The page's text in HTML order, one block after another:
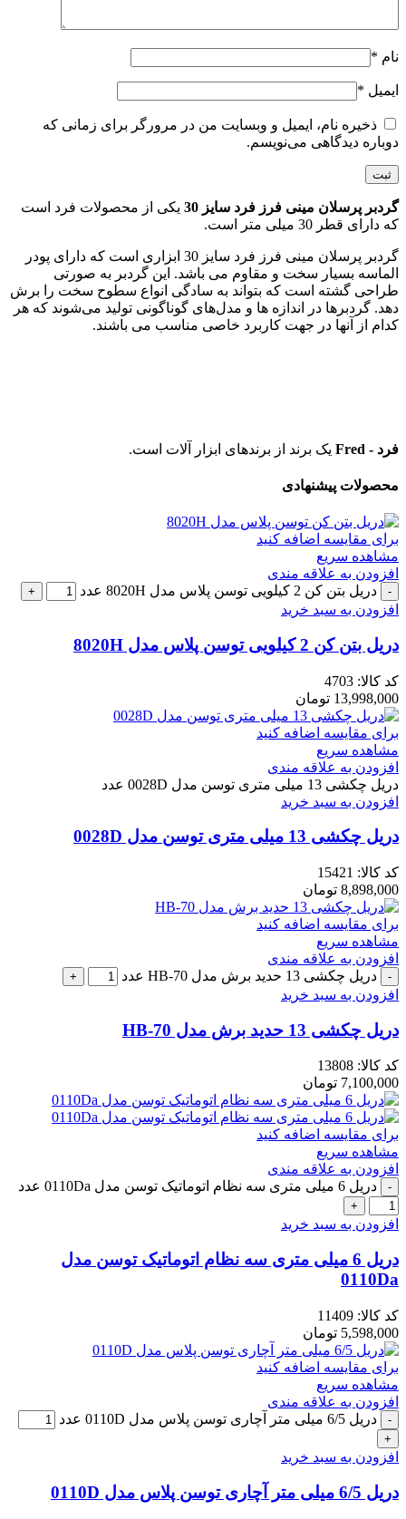
نام *
ایمیل *
ذخیره نام، ایمیل و وبسایت من در مرورگر برای زمانی که
دوباره دیدگاهی می‌نویسم.
گردبر پرسلان مینی فرز فرد سایز 30
یکی از محصولات فرد است
که دارای قطر 30 میلی متر است.
گردبر پرسلان مینی فرز فرد سایز 30 ابزاری است که دارای پودر
الماسه بسیار سخت و مقاوم می باشد. این گردبر به صورتی
طراحی گشته است که بتواند به سادگی انواع سطوح سخت را برش
دهد. گردبرها در اندازه ها و مدل‌های گوناگونی تولید می‌شوند که هر
کدام از آنها در جهت کاربرد خاصی مناسب می باشند.
فرد - Fred یک برند از برندهای ابزار آلات است.
محصولات پیشنهادی
برای مقایسه اضافه کنید
مشاهده سریع
افزودن به علاقه مندی
دریل بتن کن 2 کیلویی توسن پلاس مدل 8020H عدد
افزودن به سبد خرید
دریل بتن کن 2 کیلویی توسن پلاس مدل 8020H
کد کالا: 4703
13,998,000 تومان
برای مقایسه اضافه کنید
مشاهده سریع
افزودن به علاقه مندی
دریل چکشی 13 میلی متری توسن مدل 0028D عدد
افزودن به سبد خرید
دریل چکشی 13 میلی متری توسن مدل 0028D
کد کالا: 15421
8,898,000 تومان
برای مقایسه اضافه کنید
مشاهده سریع
افزودن به علاقه مندی
دریل چکشی 13 حدید برش مدل HB-70 عدد
افزودن به سبد خرید
دریل چکشی 13 حدید برش مدل HB-70
کد کالا: 13808
7,100,000 تومان
برای مقایسه اضافه کنید
مشاهده سریع
افزودن به علاقه مندی
دریل 6 میلی متری سه نظام اتوماتیک توسن مدل 0110Da عدد
افزودن به سبد خرید
دریل 6 میلی متری سه نظام اتوماتیک توسن مدل
0110Da
کد کالا: 11409
5,598,000 تومان
برای مقایسه اضافه کنید
مشاهده سریع
افزودن به علاقه مندی
دریل 6/5 میلی متر آچاری توسن پلاس مدل 0110D عدد
افزودن به سبد خرید
دریل 6/5 میلی متر آچاری توسن پلاس مدل 0110D